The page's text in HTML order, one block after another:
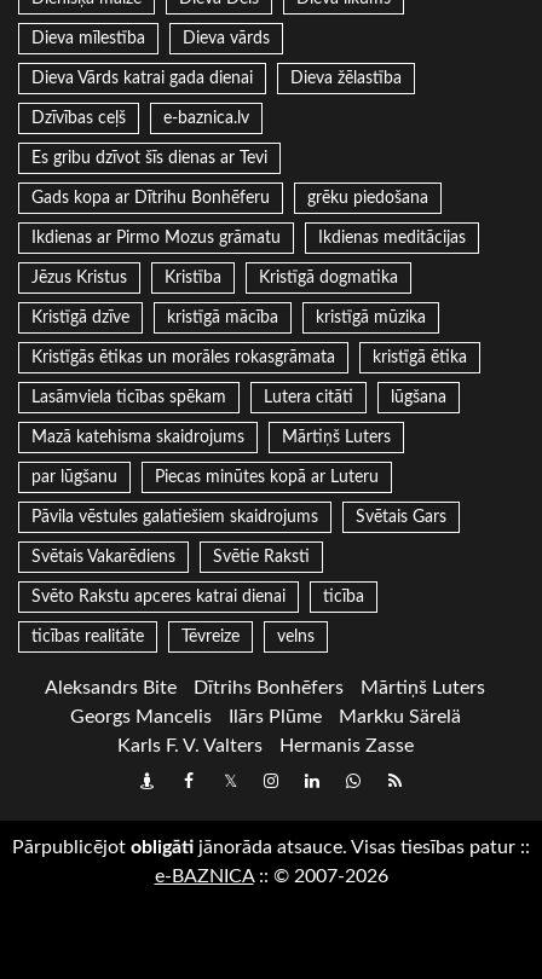
Dieva mīlestība Dieva vārds
Dieva Vārds katrai gada dienai Dieva žēlastība
Dzīvības ceļš e-baznica.lv
Es gribu dzīvot šīs dienas ar Tevi
Gads kopa ar Dītrihu Bonhēferu grēku piedošana
Ikdienas ar Pirmo Mozus grāmatu Ikdienas meditācijas
Jēzus Kristus Kristība Kristīgā dogmatika
Kristīgā dzīve kristīgā mācība kristīgā mūzika
Kristīgās ētikas un morāles rokasgrāmata kristīgā ētika
Lasāmviela ticības spēkam Lutera citāti lūgšana
Mazā katehisma skaidrojums Mārtiņš Luters
par lūgšanu Piecas minūtes kopā ar Luteru
Pāvila vēstules galatiešiem skaidrojums Svētais Gars
Svētais Vakarēdiens Svētie Raksti
Svēto Rakstu apceres katrai dienai ticība
ticības realitāte Tēvreize velns
Aleksandrs Bite Dītrihs Bonhēfers
Mārtiņš Luters
Georgs Mancelis
Ilārs Plūme
Markku Särelä
Karls F. V. Valters
Hermanis Zasse
DraugiemFacebook
TwitterInstagram
LinkedInwhatsapp
RSS
Pārpublicējot obligāti jānorāda atsauce. Visas tiesības patur ::
e-BAZNICA:: © 2007-2026